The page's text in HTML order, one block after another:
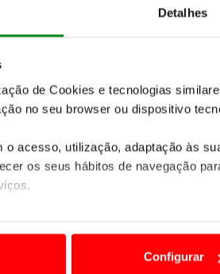
Detalhes
de Cookies e tecnologias
no seu browser ou dispositivo
o acesso, utilização, adaptação às
os seus hábitos de navegação
Configurar
em Portugal volta a
do Norte e Centro do país,
de Ralis de 2026 e mantém o
total de 345,14 quilómetros
de partida regressa a
históricos como Lousã,
dias de espetáculo, adrenalina